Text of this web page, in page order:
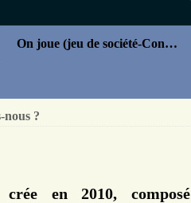
On joue (jeu de société-Concours)
nous ?
crée en 2010, composé